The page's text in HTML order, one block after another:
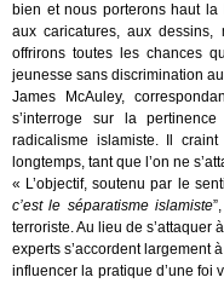
bien et nous porterons haut
aux caricatures, aux dessins,
offrirons toutes les chances
jeunesse sans discrimination
James McAuley,
s’interroge sur la
radicalisme islamiste. Il craint
longtemps, tant que l’on ne
« L’objectif, soutenu par le
c’est le séparatisme islamiste
terroriste. Au lieu de
experts s’accordent largement
influencer la pratique d’une foi